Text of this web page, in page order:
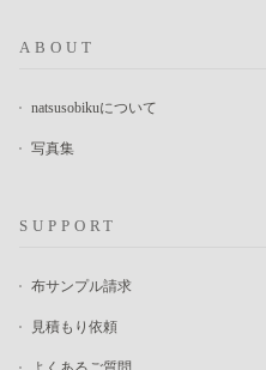
ABOUT
natsusobikuについて
写真集
SUPPORT
布サンプル請求
見積もり依頼